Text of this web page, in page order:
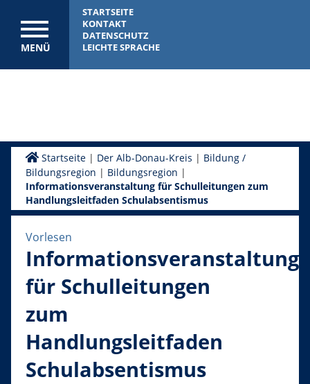
MENÜ
STARTSEITE
KONTAKT
DATENSCHUTZ
LEICHTE SPRACHE
Startseite| Der Alb-Donau-Kreis | Bildung /
Bildungsregion | Bildungsregion |
Informationsveranstaltung für Schulleitungen zum
Handlungsleitfaden Schulabsentismus
Vorlesen
Informationsveranstaltung
für Schulleitungen
zum
Handlungsleitfaden
Schulabsentismus